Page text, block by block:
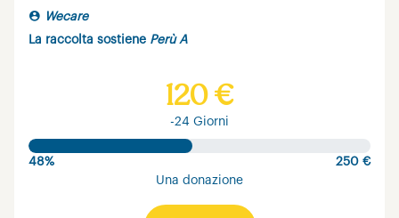
Wecare
La raccolta sostiene Perù A
120 €
-24 Giorni
48%
250 €
Una donazione